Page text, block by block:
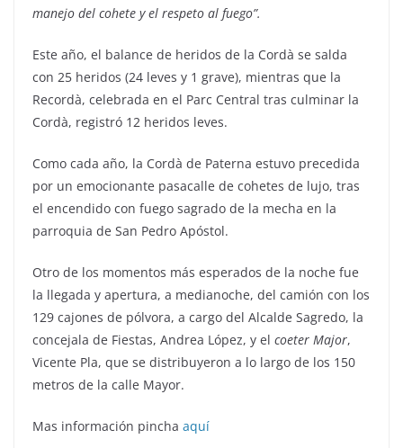
manejo del cohete y el respeto al fuego”.
Este año, el balance de heridos de la Cordà se salda
con 25 heridos (24 leves y 1 grave), mientras que la
Recordà, celebrada en el Parc Central tras culminar la
Cordà, registró 12 heridos leves.
Como cada año, la Cordà de Paterna estuvo precedida
por un emocionante pasacalle de cohetes de lujo, tras
el encendido con fuego sagrado de la mecha en la
parroquia de San Pedro Apóstol.
Otro de los momentos más esperados de la noche fue
la llegada y apertura, a medianoche, del camión con los
129 cajones de pólvora, a cargo del Alcalde Sagredo, la
concejala de Fiestas, Andrea López, y el coeter Major,
Vicente Pla, que se distribuyeron a lo largo de los 150
metros de la calle Mayor.
Mas información pincha aquí